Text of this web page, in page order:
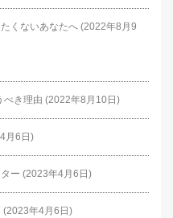
くないあなたへ (2022年8月9
べき理由 (2022年8月10日)
月6日)
ー (2023年4月6日)
(2023年4月6日)